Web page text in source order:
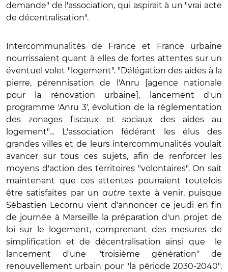
demande" de l'association, qui aspirait à un "vrai acte
de décentralisation".
Intercommunalités de France et France urbaine
nourrissaient quant à elles de fortes attentes sur un
éventuel volet "logement". "Délégation des aides à la
pierre, pérennisation de l'Anru [agence nationale
pour la rénovation urbaine], lancement d'un
programme 'Anru 3', évolution de la réglementation
des zonages fiscaux et sociaux des aides au
logement"… L'association fédérant les élus des
grandes villes et de leurs intercommunalités voulait
avancer sur tous ces sujets, afin de renforcer les
moyens d'action des territoires "volontaires". On sait
maintenant que ces attentes pourraient toutefois
être satisfaites par un autretexte à venir, puisque
Sébastien Lecornu vient d'annoncer ce jeudi en fin
de journée à Marseille la préparation d'un projet de
loi sur le logement, comprenant des mesures de
simplification et de décentralisation ainsi que le
lancement d'une "troisième génération" de
renouvellement urbain pour "la période 2030-2040".